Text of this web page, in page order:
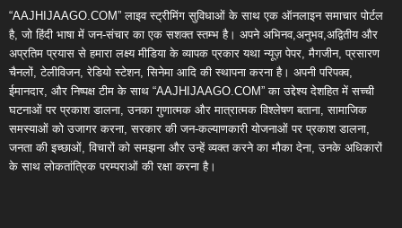
“AAJHIJAAGO.COM” लाइव स्ट्रीमिंग सुविधाओं के साथ एक ऑनलाइन समाचार पोर्टल
है, जो हिंदी भाषा में जन-संचार का एक सशक्त स्तम्भ है। अपने अभिनव,अनुभव,अद्वितीय और
अप्रतिम प्रयास से हमारा लक्ष्य मीडिया के व्यापक प्रकार यथा न्यूज़ पेपर, मैगजीन, प्रसारण
चैनलों, टेलीविजन, रेडियो स्टेशन, सिनेमा आदि की स्थापना करना है। अपनी परिपक्व,
ईमानदार, और निष्पक्ष टीम के साथ “AAJHIJAAGO.COM” का उद्देश्य देशहित में सच्ची
घटनाओं पर प्रकाश डालना, उनका गुणात्मक और मात्रात्मक विश्लेषण बताना, सामाजिक
समस्याओं को उजागर करना, सरकार की जन-कल्याणकारी योजनाओं पर प्रकाश डालना,
जनता की इच्छाओं, विचारों को समझना और उन्हें व्यक्त करने का मौका देना, उनके अधिकारों
के साथ लोकतांत्रिक परम्पराओं की रक्षा करना है।